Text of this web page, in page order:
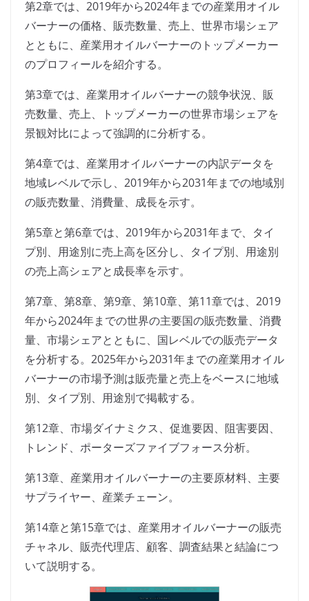
第2章では、2019年から2024年までの産業用オイル
バーナーの価格、販売数量、売上、世界市場シェア
とともに、産業用オイルバーナーのトップメーカー
のプロフィールを紹介する。
第3章では、産業用オイルバーナーの競争状況、販
売数量、売上、トップメーカーの世界市場シェアを
景観対比によって強調的に分析する。
第4章では、産業用オイルバーナーの内訳データを
地域レベルで示し、2019年から2031年までの地域別
の販売数量、消費量、成長を示す。
第5章と第6章では、2019年から2031年まで、タイ
プ別、用途別に売上高を区分し、タイプ別、用途別
の売上高シェアと成長率を示す。
第7章、第8章、第9章、第10章、第11章では、2019
年から2024年までの世界の主要国の販売数量、消費
量、市場シェアとともに、国レベルでの販売データ
を分析する。2025年から2031年までの産業用オイル
バーナーの市場予測は販売量と売上をベースに地域
別、タイプ別、用途別で掲載する。
第12章、市場ダイナミクス、促進要因、阻害要因、
トレンド、ポーターズファイブフォース分析。
第13章、産業用オイルバーナーの主要原材料、主要
サプライヤー、産業チェーン。
第14章と第15章では、産業用オイルバーナーの販売
チャネル、販売代理店、顧客、調査結果と結論につ
いて説明する。